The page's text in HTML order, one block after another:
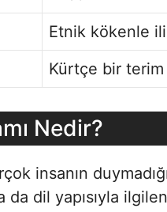
Etnik kökenle
Kürtçe bir terim
Nedir?
insanın
dil yapısıyla